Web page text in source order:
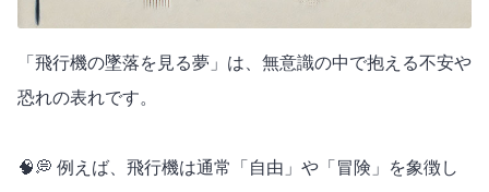
「飛行機の墜落を見る夢」は、無意識の中で抱える不安や
恐れの表れです。
🧠💭 例えば、飛行機は通常「自由」や「冒険」を象徴し